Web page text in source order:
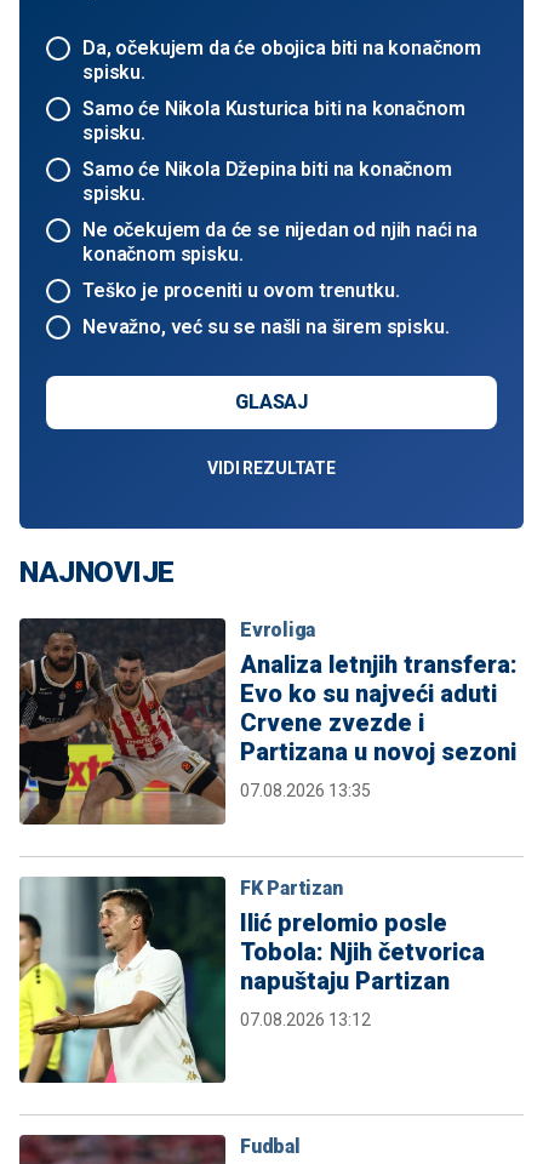
Da, očekujem da će obojica biti na konačnom
spisku.
Samo će Nikola Kusturica biti na konačnom
spisku.
Samo će Nikola Džepina biti na konačnom
spisku.
Ne očekujem da će se nijedan od njih naći na
konačnom spisku.
Teško je proceniti u ovom trenutku.
Nevažno, već su se našli na širem spisku.
GLASAJ
VIDI REZULTATE
NAJNOVIJE
Evroliga
Analiza letnjih transfera:
Evo ko su najveći aduti
Crvene zvezde i
Partizana u novoj sezoni
07.08.2026 13:35
FK Partizan
Ilić prelomio posle
Tobola: Njih četvorica
napuštaju Partizan
07.08.2026 13:12
Fudbal